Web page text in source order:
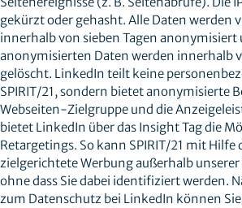
gekürzt oder gehasht. Alle Daten werden
innerhalb von sieben Tagen anonymisiert
anonymisierten Daten werden innerhalb
gelöscht. LinkedIn teilt keine
SPIRIT/21, sondern bietet anonymisierte
Webseiten-Zielgruppe und die
bietet LinkedIn über das Insight Tag die
Retargetings. So kann SPIRIT/21 mit Hilfe
zielgerichtete Werbung außerhalb
ohne dass Sie dabei identifiziert werden.
zum Datenschutz bei LinkedIn können